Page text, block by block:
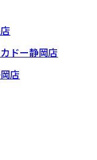
ドー静岡店
店